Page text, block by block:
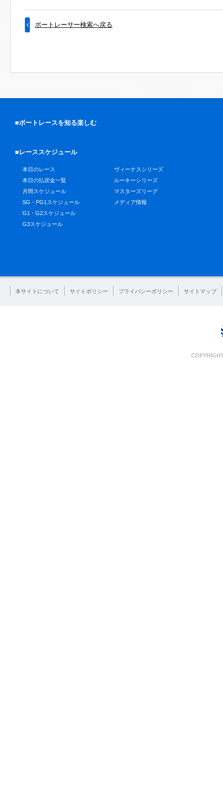
ボートレーサー検索へ戻る
■ボートレースを知る楽しむ
■レーススケジュール
本日のレース
本日の払戻金一覧
月間スケジュール
SG・PG1スケジュール
G1・G2スケジュール
G3スケジュール
ヴィーナスシリーズ
ルーキーシリーズ
マスターズリーグ
メディア情報
本サイトについて サイトポリシー プライバシーポリシー サイトマップ